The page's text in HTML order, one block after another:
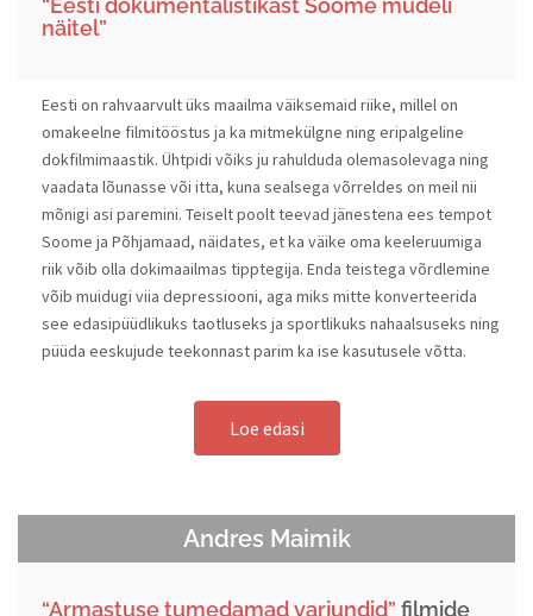
“Eesti dokumentalistikast Soome mudeli
näitel”
Eesti on rahvaarvult üks maailma väiksemaid riike, millel on
omakeelne filmitööstus ja ka mitmekülgne ning eripalgeline
dokfilmimaastik. Ühtpidi võiks ju rahulduda olemasolevaga ning
vaadata lõunasse või itta, kuna sealsega võrreldes on meil nii
mõnigi asi paremini. Teiselt poolt teevad jänestena ees tempot
Soome ja Põhjamaad, näidates, et ka väike oma keeleruumiga
riik võib olla dokimaailmas tipptegija. Enda teistega võrdlemine
võib muidugi viia depressiooni, aga miks mitte konverteerida
see edasipüüdlikuks taotluseks ja sportlikuks nahaalsuseks ning
püüda eeskujude teekonnast parim ka ise kasutusele võtta.
Loe edasi
Andres Maimik
“Armastuse tumedamad varjundid” filmide